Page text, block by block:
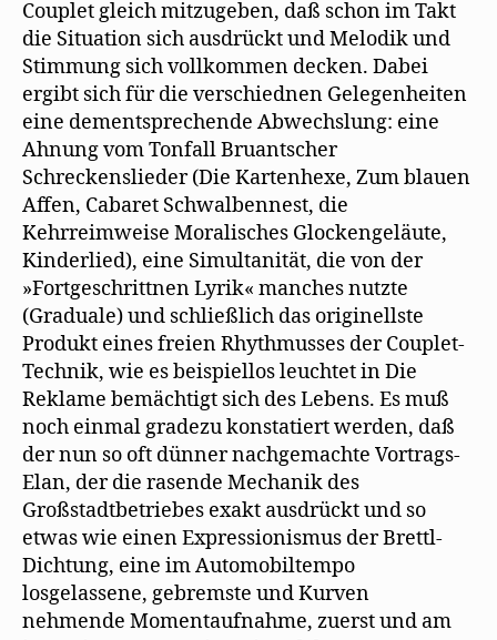
Couplet gleich mitzugeben, daß schon im Takt
die Situation sich ausdrückt und Melodik und
Stimmung sich vollkommen decken. Dabei
ergibt sich für die verschiednen Gelegenheiten
eine dementsprechende Abwechslung: eine
Ahnung vom Tonfall Bruantscher
Schreckenslieder (Die Kartenhexe, Zum blauen
Affen, Cabaret Schwalbennest, die
Kehrreimweise Moralisches Glockengeläute,
Kinderlied), eine Simultanität, die von der
»Fortgeschrittnen Lyrik« manches nutzte
(Graduale) und schließlich das originellste
Produkt eines freien Rhythmusses der Couplet-
Technik, wie es beispiellos leuchtet in Die
Reklame bemächtigt sich des Lebens. Es muß
noch einmal gradezu konstatiert werden, daß
der nun so oft dünner nachgemachte Vortrags-
Elan, der die rasende Mechanik des
Großstadtbetriebes exakt ausdrückt und so
etwas wie einen Expressionismus der Brettl-
Dichtung, eine im Automobiltempo
losgelassene, gebremste und Kurven
nehmende Momentaufnahme, zuerst und am